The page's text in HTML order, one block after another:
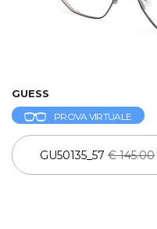
GUESS
PROVA VIRTUALE
GU50135_57 € 145.00